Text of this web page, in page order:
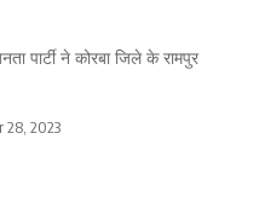
पार्टी ने कोरबा जिले के रामपुर
28, 2023